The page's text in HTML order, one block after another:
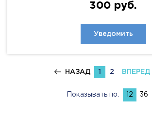
300 руб.
Уведомить
НАЗАД 1 2 ВПЕРЕД
Показывать по: 12 36